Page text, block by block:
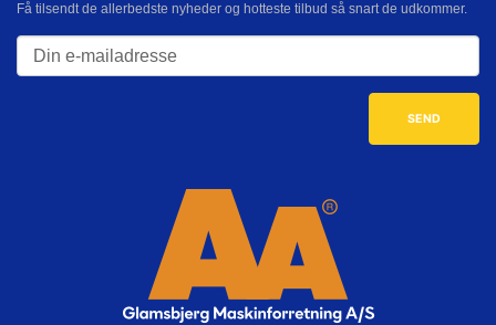
Få tilsendt de allerbedste nyheder og hotteste tilbud så snart de udkommer.